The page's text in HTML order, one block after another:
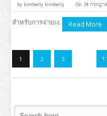
by kimberly kimberly On 24 กรกฎา
สำหรับการจ่ายเง.. Read More
1 2 3 11